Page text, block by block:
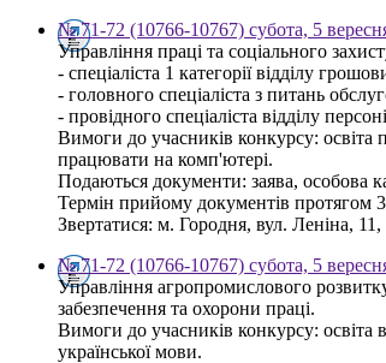
№ 71-72 (10766-10767) субота, 5
Управління праці та соціального
- спеціаліста 1 категорії відділу
- головного спеціаліста з питань
- провідного спеціаліста відділу
Вимоги до учасників конкурсу:
працювати на комп'ютері.
Подаються документи: заява, особова
Термін прийому документів протягом
Звертатися: м. Городня, вул. Леніна,
№ 71-72 (10766-10767) субота, 5
Управління агропромислового
забезпечення та охорони праці.
Вимоги до учасників конкурсу: освіта
української мови.